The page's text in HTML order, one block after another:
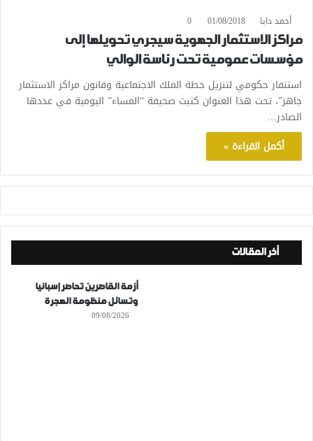
أحمد دابا 01/08/2018
0
مراكز الاستثمار الجهوية سيجري تحويلها إلى
مؤسسات عمومية تحت رئاسة الوالي
استنفار حكومي لتنزيل خطة الملك الاجتماعية وقانون مراكز الاستثمار
جاهز”، تحت هذا العنوان كتبت صحيفة “المساء” اليومية في عددها
الصادر…
أكمل القراءة »
أخر المقالات
أزمة القاصرين تحاصر إسبانيا
وتسائل منظومة الهجرة
09/08/2026